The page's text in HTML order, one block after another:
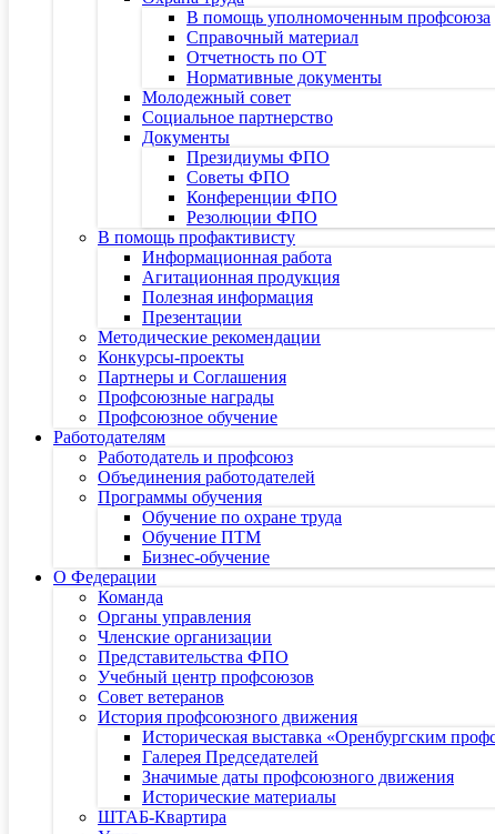
В помощь уполномоченным профсоюза
Справочный материал
Отчетность по ОТ
Нормативные документы
Молодежный совет
Социальное партнерство
Документы
Президиумы ФПО
Советы ФПО
Конференции ФПО
Резолюции ФПО
В помощь профактивисту
Информационная работа
Агитационная продукция
Полезная информация
Презентации
Методические рекомендации
Конкурсы-проекты
Партнеры и Соглашения
Профсоюзные награды
Профсоюзное обучение
Работодателям
Работодатель и профсоюз
Объединения работодателей
Программы обучения
Обучение по охране труда
Обучение ПТМ
Бизнес-обучение
О Федерации
Команда
Органы управления
Членские организации
Представительства ФПО
Учебный центр профсоюзов
Совет ветеранов
История профсоюзного движения
Историческая выставка «Оренбургским
Галерея Председателей
Значимые даты профсоюзного движения
Исторические материалы
ШТАБ-Квартира